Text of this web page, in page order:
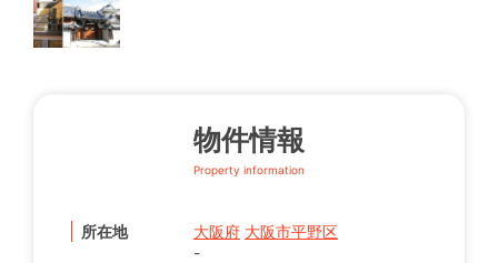
物件情報
Property information
所在地 大阪府 大阪市平野区
-